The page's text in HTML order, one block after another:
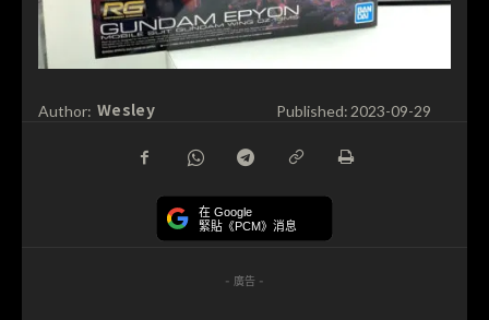
Author: Wesley Published: 2023-09-29
在 Google
緊貼《PCM》消息
- 廣告 -